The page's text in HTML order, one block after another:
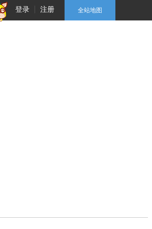
登录 注册 全站地图